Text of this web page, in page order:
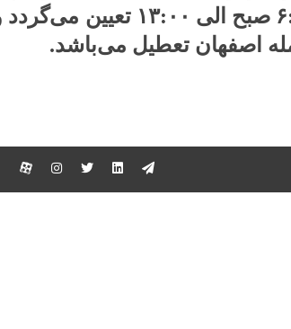
اصفهان تعطیل می‌باشد.